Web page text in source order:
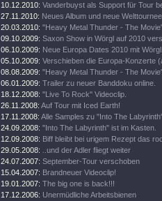
10.12.2010: Vanderbuyst als Support für Tour
27.11.2010: Neues Album und neue
20.03.2010: "Heavy Metal Thunder - The
09.10.2009: Saxon Show in Wörgl auf 2010
06.10.2009: Neue Europa Dates 2010 mit
05.10.2009: Verschieben die Europa-Konzerte
08.08.2009: "Heavy Metal Thunder - The
06.01.2009: Trailer zu neuer Banddoku online.
18.12.2008: "Live To Rock" Videoclip.
26.11.2008: Auf Tour mit Iced Earth!
17.11.2008: Alle Samples zu "Into The
24.09.2008: "Into The Labyrinth" ist im Kasten.
12.09.2008: Biff bleibt bei urigem Rezept das
29.05.2008:
..und der Adler fliegt weiter
24.07.2007: September-Tour verschoben
15.04.2007: Brandneuer Videoclip!
19.01.2007: The big one is back!!!
17.12.2006: Unermüdliche Arbeitsbienen